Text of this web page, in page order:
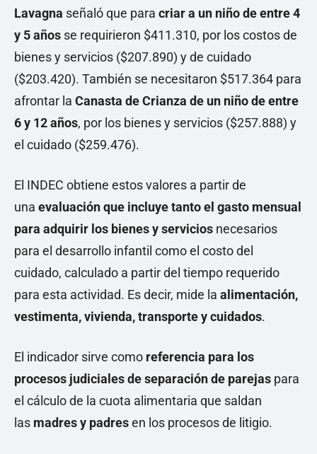
Lavagna señaló que para criar a un niño de entre 4
y 5 años se requirieron $411.310, por los costos de
bienes y servicios ($207.890) y de cuidado
($203.420). También se necesitaron $517.364 para
afrontar la Canasta de Crianza de un niño de entre
6 y 12 años, por los bienes y servicios ($257.888) y
el cuidado ($259.476).
El INDEC obtiene estos valores a partir de
una evaluación que incluye tanto el gasto mensual
para adquirir los bienes y servicios necesarios
para el desarrollo infantil como el costo del
cuidado, calculado a partir del tiempo requerido
para esta actividad. Es decir, mide la alimentación,
vestimenta, vivienda, transporte y cuidados.
El indicador sirve como referencia para los
procesos judiciales de separación de parejas para
el cálculo de la cuota alimentaria que saldan
las madres y padresen los procesos de litigio.